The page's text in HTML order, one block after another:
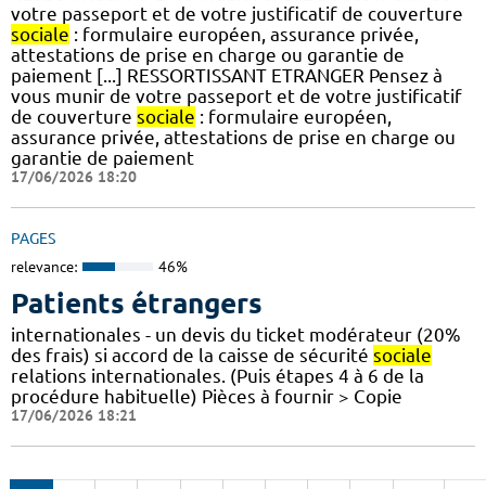
votre passeport et de votre justificatif de couverture
sociale : formulaire européen, assurance privée,
attestations de prise en charge ou garantie de
paiement [...] RESSORTISSANT ETRANGER Pensez à
vous munir de votre passeport et de votre justificatif
de couverture sociale : formulaire européen,
assurance privée, attestations de prise en charge ou
garantie de paiement
17/06/2026 18:20
PAGES
relevance: 46%
Patients étrangers
internationales - un devis du ticket modérateur (20%
des frais) si accord de la caisse de sécurité sociale
relations internationales. (Puis étapes 4 à 6 de la
procédure habituelle) Pièces à fournir > Copie
17/06/2026 18:21